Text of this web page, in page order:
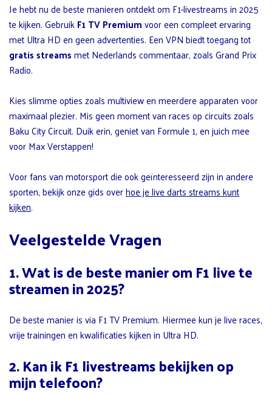
Je hebt nu de beste manieren ontdekt om F1-livestreams in 2025
te kijken. GebruikF1 TV Premiumvoor een compleet ervaring
met Ultra HD en geen advertenties. Een VPN biedt toegang tot
gratis streamsmet Nederlands commentaar, zoals Grand Prix
Radio.
Kies slimme opties zoals multiview en meerdere apparaten voor
maximaal plezier. Mis geen moment van races op circuits zoals
Baku City Circuit. Duik erin, geniet van Formule 1, en juich mee
voor Max Verstappen!
Voor fans van motorsport die ook geïnteresseerd zijn in andere
sporten, bekijk onze gids overhoe je live darts streams kunt
kijken.
Veelgestelde Vragen
1. Wat is de beste manier om F1 live te
streamen in 2025?
De beste manier is via F1 TV Premium. Hiermee kun je live races,
vrije trainingen en kwalificaties kijken in Ultra HD.
2. Kan ik F1 livestreams bekijken op
mijn telefoon?